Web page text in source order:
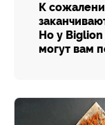
К
Но у
могут вам